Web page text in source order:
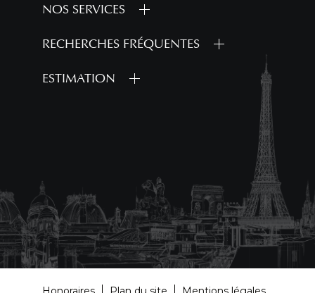
NOS SERVICES
RECHERCHES FRÉQUENTES
ESTIMATION